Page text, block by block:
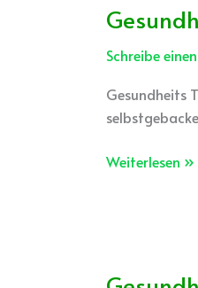
Schreibe
Gesundheits
Weiterlesen »